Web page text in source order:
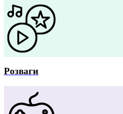
Розваги